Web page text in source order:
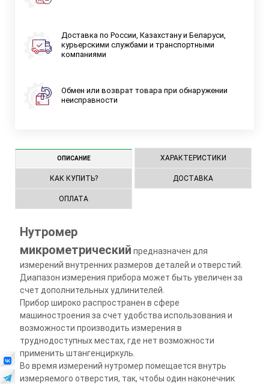
Доставка по России, Казахстану и Беларуси,
курьерскими службами и транспортными
компаниями
Обмен или возврат товара при обнаружении
неисправности
ОПИСАНИЕ ХАРАКТЕРИСТИКИ
КАК КУПИТЬ? ДОСТАВКА
ОПЛАТА
Нутромер
микрометрический предназначен для
измерений внутренних размеров деталей и отверстий.
Диапазон измерения прибора может быть увеличен за
счет дополнительных удлинителей.
Прибор широко распространен в сфере
машиностроения за счет удобства использования и
возможности производить измерения в
труднодоступных местах, где нет возможности
применить штангенциркуль.
Во время измерений нутромер помещается внутрь
измеряемого отверстия, так, чтобы один наконечник